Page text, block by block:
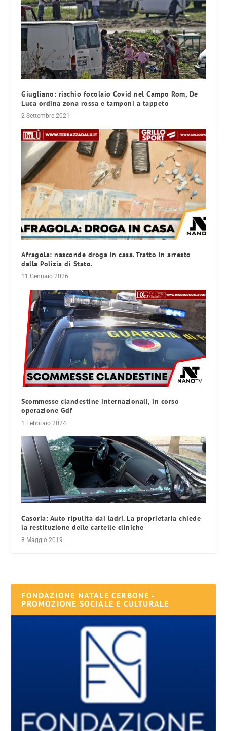
Giugliano: rischio focolaio Covid nel Campo Rom, De
Luca ordina zona rossa e tamponi a tappeto
2 Settembre 2021
Afragola: nasconde droga in casa. Tratto in arresto
dalla Polizia di Stato.
11 Gennaio 2026
Scommesse clandestine internazionali, in corso
operazione Gdf
1 Febbraio 2024
Casoria: Auto ripulita dai ladri. La proprietaria chiede
la restituzione delle cartelle cliniche
8 Maggio 2019
FONDAZIONE NATALE CERBONE -
PROMOZIONE SOCIALE E CULTURALE